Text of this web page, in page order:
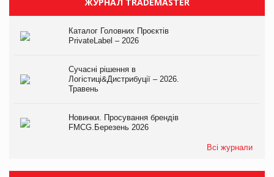
Каталог Головних Проєктів
PrivateLabel – 2026
Сучасні рішення в
Логістиці&Дистрибуції – 2026.
Травень
Новинки. Просування брендів
FMCG.Березень 2026
Всі журнали